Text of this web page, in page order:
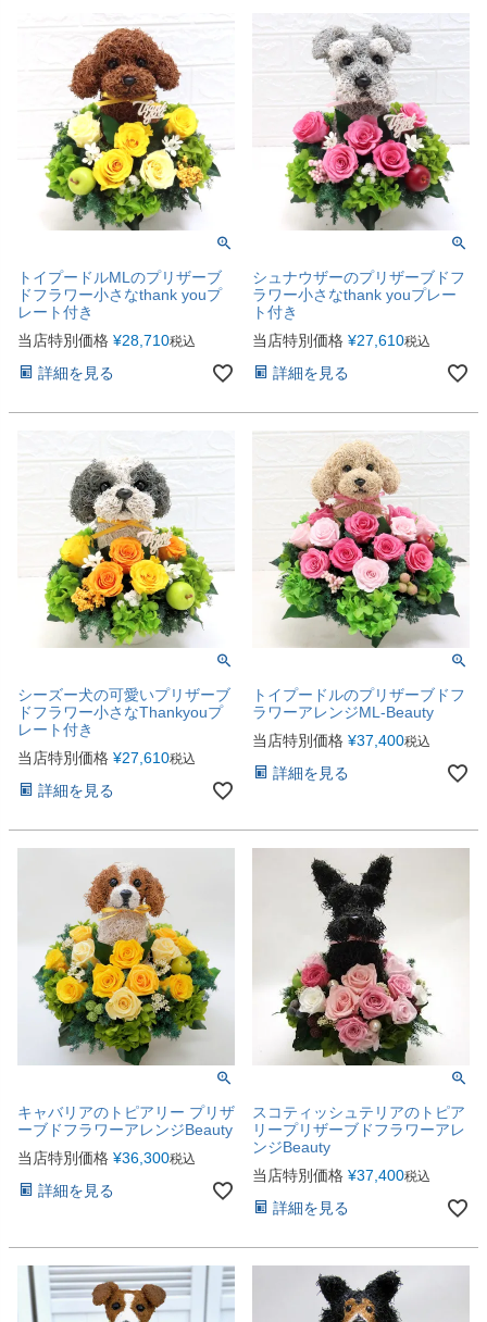
トイプードルMLのプリザーブ
ドフラワー小さなthank youプ
レート付き
当店特別価格 ¥28,710税込
詳細を見る
シュナウザーのプリザーブドフ
ラワー小さなthank youプレー
ト付き
当店特別価格 ¥27,610税込
詳細を見る
シーズー犬の可愛いプリザーブ
ドフラワー小さなThankyouプ
レート付き
当店特別価格 ¥27,610税込
詳細を見る
トイプードルのプリザーブドフ
ラワーアレンジML-Beauty
当店特別価格 ¥37,400税込
詳細を見る
キャバリアのトピアリー プリザ
ーブドフラワーアレンジBeauty
当店特別価格 ¥36,300税込
詳細を見る
スコティッシュテリアのトピア
リープリザーブドフラワーアレ
ンジBeauty
当店特別価格 ¥37,400税込
詳細を見る